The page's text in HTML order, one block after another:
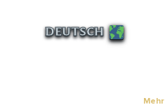
DEUTSCH
Mehr